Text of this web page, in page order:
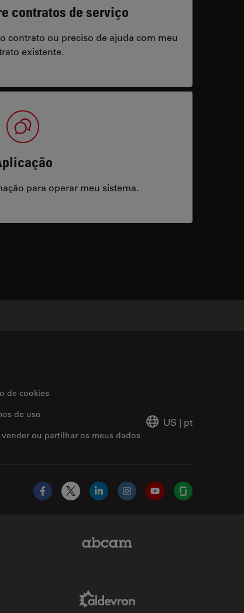
contratos de serviço
contrato ou preciso de ajuda com meu
existente.
para operar meu sistema.
de cookies
vender ou partilhar os meus dados
de uso
US | pt
Facebook
X LinkedInInstagramYouTubeGlassdoor